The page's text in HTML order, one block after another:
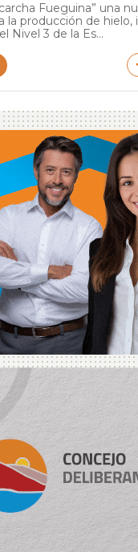
Fueguina” una
la producción de hielo,
Nivel 3 de la Es...